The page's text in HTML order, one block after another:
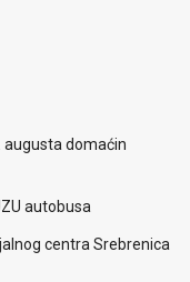
augusta domaćin
autobusa
centra Srebrenica